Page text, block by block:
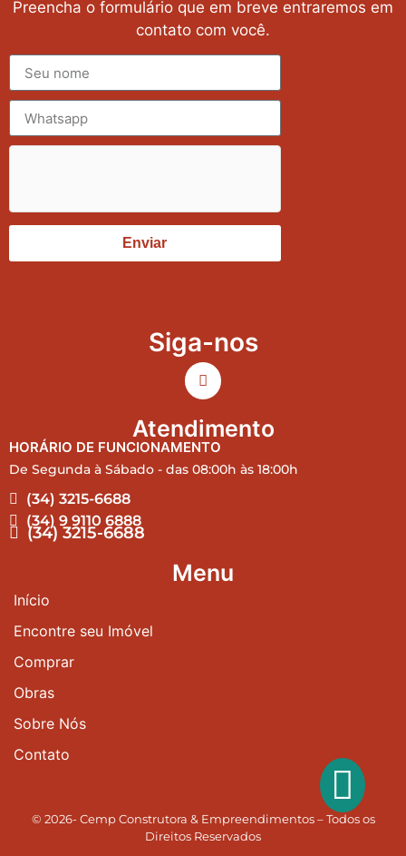
Preencha o formulário que em breve entraremos em
contato com você.
Enviar
Siga-nos
Atendimento
HORÁRIO DE FUNCIONAMENTO
De Segunda à Sábado - das 08:00h às 18:00h
(34) 3215-6688
(34) 9 9110 6888
(34) 3215-6688
Menu
Início
Encontre seu Imóvel
Comprar
Obras
Sobre Nós
Contato
© 2026- Cemp Construtora & Empreendimentos – Todos os
Direitos Reservados